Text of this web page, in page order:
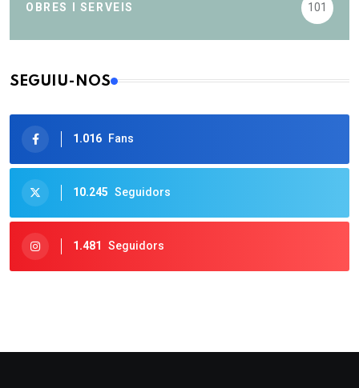
OBRES I SERVEIS 101
SEGUIU-NOS
1.016 Fans
10.245 Seguidors
1.481 Seguidors